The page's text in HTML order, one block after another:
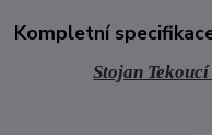
Kompletní
Stojan